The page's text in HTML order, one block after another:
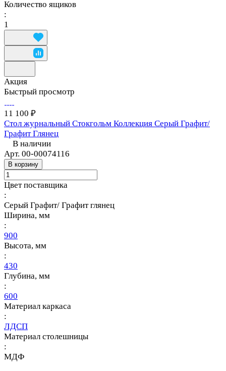
Количество ящиков
:
1
Акция
Быстрый просмотр
11 100 ₽
Стол журнальный Стокгольм Коллекция Серый Графит/
Графит Глянец
В наличии
Арт. 00-00074116
В корзину
Цвет поставщика
:
Серый Графит/ Графит глянец
Ширина, мм
:
900
Высота, мм
:
430
Глубина, мм
:
600
Материал каркаса
:
ЛДСП
Материал столешницы
:
МДФ